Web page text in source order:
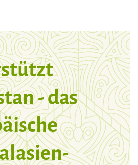
- das